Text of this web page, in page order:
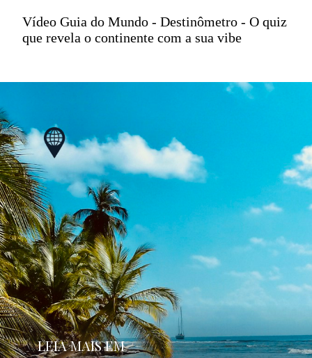
Vídeo Guia do Mundo - Destinômetro - O quiz
que revela o continente com a sua vibe
LEIA MAIS EM